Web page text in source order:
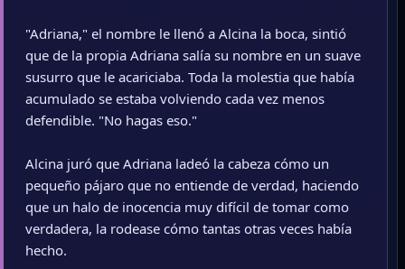
"Adriana," el nombre le llenó a Alcina la boca, sintió
que de la propia Adriana salía su nombre en un suave
susurro que le acariciaba. Toda la molestia que había
acumulado se estaba volviendo cada vez menos
defendible. "No hagas eso."
Alcina juró que Adriana ladeó la cabeza cómo un
pequeño pájaro que no entiende de verdad, haciendo
que un halo de inocencia muy difícil de tomar como
verdadera, la rodease cómo tantas otras veces había
hecho.